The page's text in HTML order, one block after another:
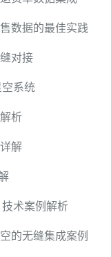
数据的最佳实践
对接
系统
析
解
术案例解析
的无缝集成案例